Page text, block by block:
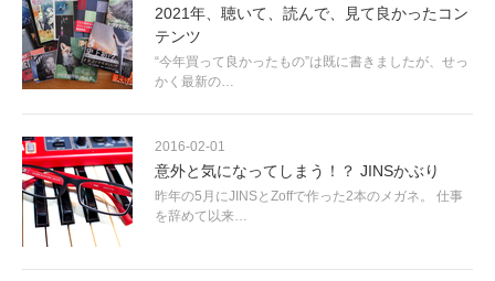
2021年、聴いて、読んで、見て良かったコン
テンツ
“今年買って良かったもの”は既に書きましたが、せっ
かく最新の…
2016-02-01
意外と気になってしまう！？ JINSかぶり
昨年の5月にJINSとZoffで作った2本のメガネ。 仕事
を辞めて以来…